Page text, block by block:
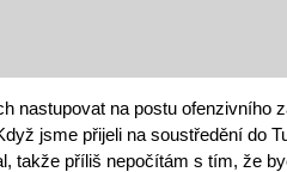
nastupovat na postu ofenzivního
jsme přijeli na soustředění do
takže příliš nepočítám s tím, že